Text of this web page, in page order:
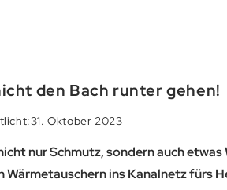
den Bach runter gehen!
31. Oktober 2023
nur Schmutz, sondern auch
Wärmetauschern ins Kanalnetz fürs